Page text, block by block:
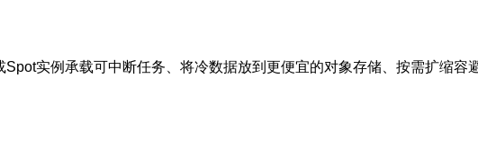
实例承载可中断任务、将冷数据放到更便宜的对象存储、按需扩缩容